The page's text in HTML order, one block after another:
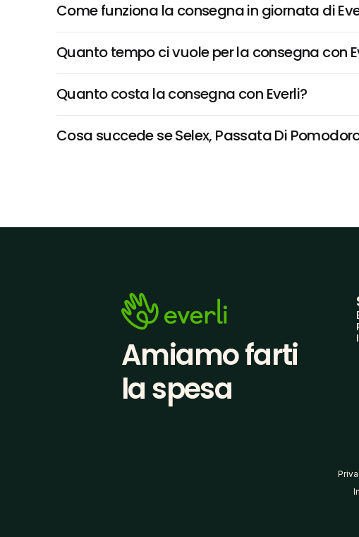
Come funziona la consegna in giornata di
Quanto tempo ci vuole per la consegna con
Quanto costa la consegna con Everli?
Cosa succede se Selex, Passata Di
Amiamo farti
la spesa